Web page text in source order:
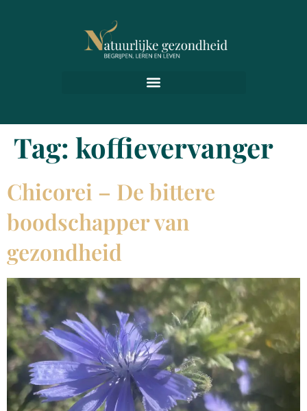
Tag: koffievervanger
Chicorei – De bittere
boodschapper van
gezondheid